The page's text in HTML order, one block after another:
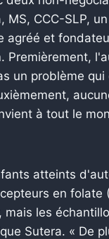
MS, CCC-SLP,
agréé et
Premièrement,
un problème
à tout le
atteints
en folate
mais les
Sutera. « De